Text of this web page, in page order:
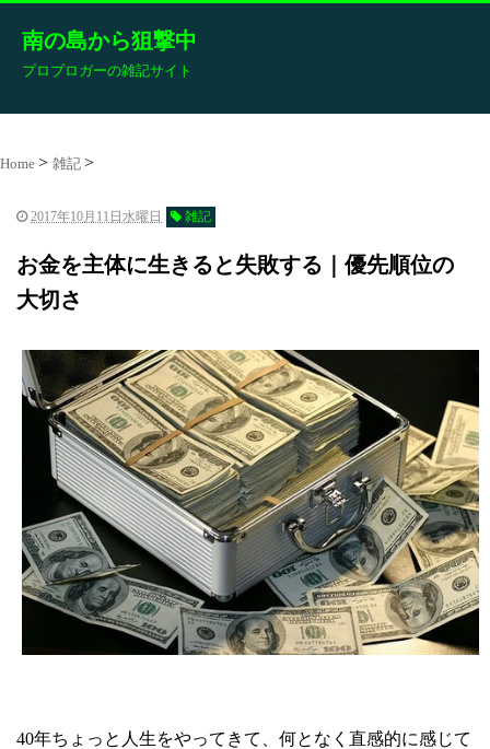
南の島から狙撃中
プロブロガーの雑記サイト
Home 雑記
2017年10月11日水曜日 雑記
お金を主体に生きると失敗する｜優先順位の
大切さ
40年ちょっと人生をやってきて、何となく直感的に感じて